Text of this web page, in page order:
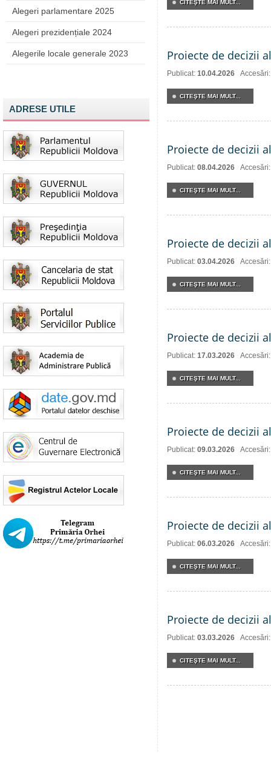
Alegeri parlamentare 2025
Alegeri prezidențiale 2024
Alegerile locale generale 2023
ADRESE UTILE
CITEŞTE MAI MULT...
Proiecte de decizii
Publicat: 10.04.2026
CITEŞTE MAI MULT...
Proiecte de decizii
Publicat: 08.04.2026
CITEŞTE MAI MULT...
Proiecte de decizii
Publicat: 03.04.2026
CITEŞTE MAI MULT...
Proiecte de decizii
Publicat: 17.03.2026
CITEŞTE MAI MULT...
Proiecte de decizii
Publicat: 09.03.2026
CITEŞTE MAI MULT...
Proiecte de decizii
Publicat: 06.03.2026
CITEŞTE MAI MULT...
Proiecte de decizii
Publicat: 03.03.2026
CITEŞTE MAI MULT...